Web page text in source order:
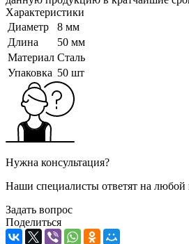
Характеристики
Диаметр
8 мм
Длина
50 мм
Материал Сталь
Упаковка 50 шт
Нужна консультация?
Наши специалисты ответят на
Задать вопрос
Поделиться